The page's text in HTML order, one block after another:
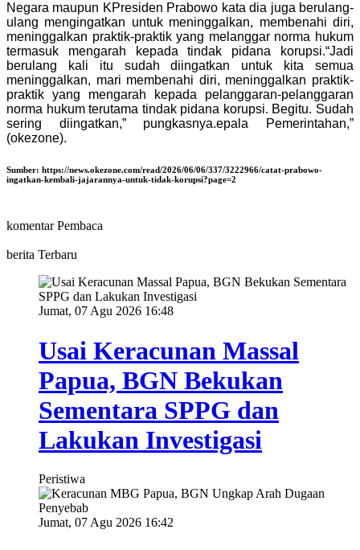
Negara maupun KPresiden Prabowo kata dia juga berulang-
ulang mengingatkan untuk meninggalkan, membenahi diri,
meninggalkan praktik-praktik yang melanggar norma hukum
termasuk mengarah kepada tindak pidana korupsi.“Jadi
berulang kali itu sudah diingatkan untuk kita semua
meninggalkan, mari membenahi diri, meninggalkan praktik-
praktik yang mengarah kepada pelanggaran-pelanggaran
norma hukum terutama tindak pidana korupsi. Begitu. Sudah
sering diingatkan,” pungkasnya.epala Pemerintahan,”
(okezone).
Sumber: https://news.okezone.com/read/2026/06/06/337/3222966/catat-prabowo-
ingatkan-kembali-jajarannya-untuk-tidak-korupsi?page=2
komentar Pembaca
berita Terbaru
Jumat, 07 Agu 2026 16:48
Usai Keracunan Massal
Papua, BGN Bekukan
Sementara SPPG dan
Lakukan Investigasi
Peristiwa
Jumat, 07 Agu 2026 16:42